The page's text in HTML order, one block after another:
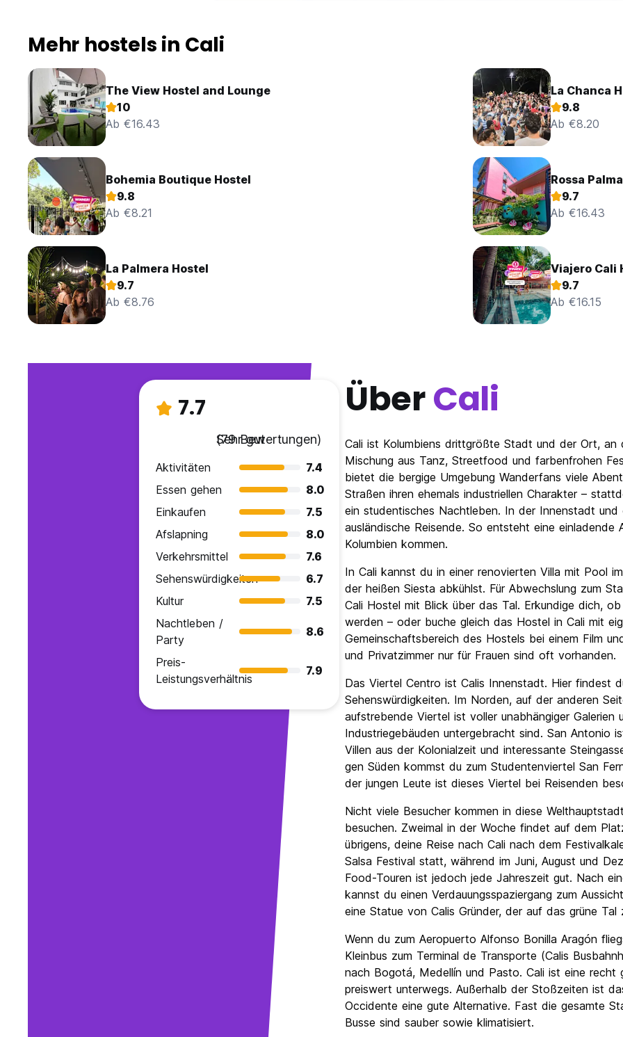
Mehr hostels in Cali
The View Hostel and Lounge
10
Ab €16.43
La Chanca
9.8
Ab €8.20
Bohemia Boutique Hostel
9.8
Ab €8.21
Rossa Palma
9.7
Ab €16.43
La Palmera Hostel
9.7
Ab €8.76
Viajero Cali
9.7
Ab €16.15
7.7
Sehr gut
(79 Bewertungen)
Aktivitäten
7.4
Essen gehen
8.0
Einkaufen
7.5
Afslapning
8.0
Verkehrsmittel
7.6
Sehenswürdigkeiten
6.7
Kultur
7.5
Nachtleben /
Party
8.6
Preis-
Leistungsverhältnis
7.9
ÜberCali
Cali ist Kolumbiens drittgrößte Stadt und der Ort, an
Mischung aus Tanz, Streetfood und farbenfrohen
bietet die bergige Umgebung Wanderfans viele
Straßen ihren ehemals industriellen Charakter –
ein studentisches Nachtleben. In der Innenstadt
ausländische Reisende. So entsteht eine
Kolumbien kommen.
In Cali kannst du in einer renovierten Villa mit Pool
der heißen Siesta abkühlst. Für Abwechslung zum
Cali Hostel mit Blick über das Tal. Erkundige dich,
werden – oder buche gleich das Hostel in Cali mit
Gemeinschaftsbereich des Hostels bei einem Film
und Privatzimmer nur für Frauen sind oft vorhanden.
Das Viertel Centro ist Calis Innenstadt. Hier findest
Sehenswürdigkeiten. Im Norden, auf der anderen
aufstrebende Viertel ist voller unabhängiger Galerien
Industriegebäuden untergebracht sind. San Antonio
Villen aus der Kolonialzeit und interessante
gen Süden kommst du zum Studentenviertel San
der jungen Leute ist dieses Viertel bei Reisenden
Nicht viele Besucher kommen in diese
besuchen. Zweimal in der Woche findet auf dem
übrigens, deine Reise nach Cali nach dem
Salsa Festival statt, während im Juni, August und
Food-Touren ist jedoch jede Jahreszeit gut. Nach
kannst du einen Verdauungsspaziergang zum
eine Statue von Calis Gründer, der auf das grüne Tal
Wenn du zum Aeropuerto Alfonso Bonilla Aragón
Kleinbus zum Terminal de Transporte (Calis
nach Bogotá, Medellín und Pasto. Cali ist eine
preiswert unterwegs. Außerhalb der Stoßzeiten ist
Occidente eine gute Alternative. Fast die gesamte
Busse sind sauber sowie klimatisiert.